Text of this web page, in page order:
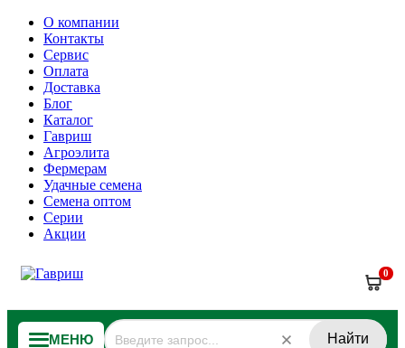
О компании
Контакты
Сервис
Оплата
Доставка
Блог
Каталог
Гавриш
Агроэлита
Фермерам
Удачные семена
Семена оптом
Серии
Акции
0
МЕНЮ Найти